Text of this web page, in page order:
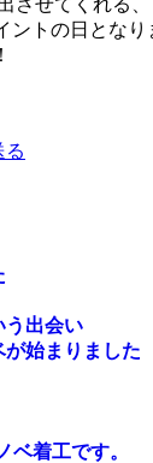
トの日となり
う出会い
始まりました
ベ着工です。